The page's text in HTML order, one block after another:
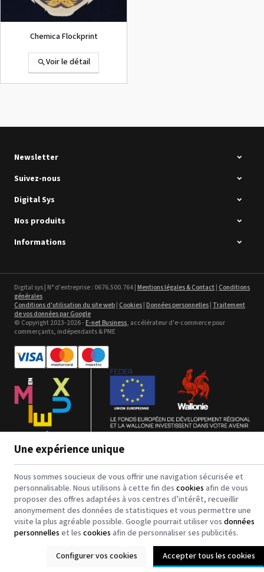
Sefa ROTEX LITE - occasion
Voir le détail
123CTP - Comfort Line - 3 in 1
Digital Inkjet Computer to
Plate - Plaques PS et CtCP
Voir le détail
Chemica Flockprint
Voir le détail
Intec Holographic Milkyway
Bannière en textile -
polyester pour impression jet
d'encre
Newsletter
Suivez-nous
Digital Sys
Nos produits
Informations
Digital sys | N° d'entreprise : 0676.500.764 |Mentions légales & Contact| Conditions
générales
Conditions d'utilisation du site web| Cookies|Données personnelles| Traitement
de vos données par Google
© Copyright 2023-2026 -E-net Business, accélérateur d'e-commerce pour
commerçants, indépendants & PME
Une expérience unique
Nous sommes soucieux de vous offrir une navigation sécurisée et
personnalisable. Nous utilisons à cette fin des cookies afin de vous
proposer des offres adaptées à vos centres d’intérêt, recueillir
anonymement des données de statistiques et vous permettre une
visite la plus agréable possible. Google pourrait utiliser vos données
personnelles et les cookies afin de personnaliser ses publicités.
Configurer vos cookies
Accepter tous les cookies